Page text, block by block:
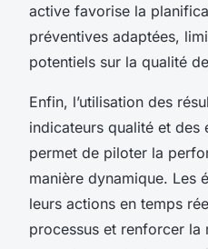
active favorise la
préventives adaptées,
potentiels sur la qualité
Enfin, l’utilisation des
indicateurs qualité et des
permet de piloter la
manière dynamique. Les
leurs actions en temps
processus et renforcer la